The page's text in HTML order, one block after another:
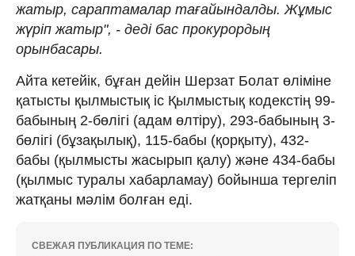
жатыр, сараптамалар тағайындалды. Жұмыс
жүріп жатыр", - деді бас прокурордың
орынбасары.
Айта кетейік, бұған дейін Шерзат Болат өліміне
қатысты қылмыстық іс Қылмыстық кодекстің 99-
бабының 2-бөлігі (адам өлтіру), 293-бабының 3-
бөлігі (бұзақылық), 115-бабы (қорқыту), 432-
бабы (қылмысты жасырып қалу) және 434-бабы
(қылмыс туралы хабарламау) бойынша тергеліп
жатқаны мәлім болған еді.
СВЕЖАЯ ПУБЛИКАЦИЯ ПО ТЕМЕ: